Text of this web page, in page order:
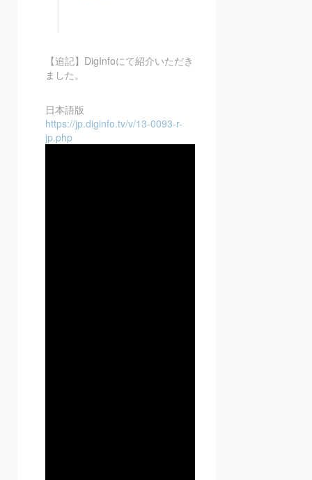
【追記】DigInfoにて紹介いただき
ました。
日本語版
https://jp.diginfo.tv/v/13-0093-r-
jp.php